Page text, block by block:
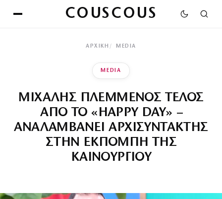
COUSCOUS
ΑΡΧΙΚΉ MEDIA
MEDIA
ΜΙΧΑΛΗΣ ΠΛΕΜΜΕΝΟΣ ΤΕΛΟΣ
ΑΠΟ ΤΟ «HAPPY DAY» –
ΑΝΑΛΑΜΒΑΝΕΙ ΑΡΧΙΣΥΝΤΑΚΤΗΣ
ΣΤΗΝ ΕΚΠΟΜΠΗ ΤΗΣ
ΚΑΙΝΟΥΡΓΙΟΥ